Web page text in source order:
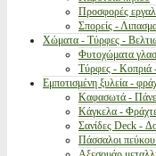
Προσφορές
Σπορείς -
Χώματα - Τύρφες -
Φυτοχώματα
Τύρφες - Κοπριά
Εμποτισμένη ξυλεία -
Καφασωτά -
Κάγκελα -
Σανίδες Deck -
Πάσσαλοι